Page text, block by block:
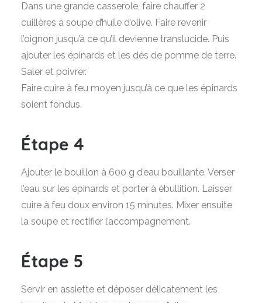
Dans une grande casserole, faire chauffer 2
cuillères à soupe d’huile d’olive. Faire revenir
l’oignon jusqu’à ce qu’il devienne translucide. Puis
ajouter les épinards et les dés de pomme de terre.
Saler et poivrer.
Faire cuire à feu moyen jusqu’à ce que les épinards
soient fondus.
Étape 4
Ajouter le bouillon à 600 g d’eau bouillante. Verser
l’eau sur les épinards et porter à ébullition. Laisser
cuire à feu doux environ 15 minutes. Mixer ensuite
la soupe et rectifier l’accompagnement.
Étape 5
Servir en assiette et déposer délicatement les